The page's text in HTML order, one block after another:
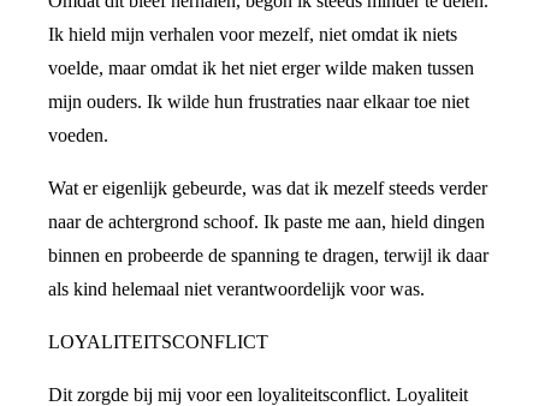
Ik hield mijn verhalen voor mezelf, niet omdat ik niets
voelde, maar omdat ik het niet erger wilde maken tussen
mijn ouders. Ik wilde hun frustraties naar elkaar toe niet
voeden.
Wat er eigenlijk gebeurde, was dat ik mezelf steeds verder
naar de achtergrond schoof. Ik paste me aan, hield dingen
binnen en probeerde de spanning te dragen, terwijl ik daar
als kind helemaal niet verantwoordelijk voor was.
LOYALITEITSCONFLICT
Dit zorgde bij mij voor een loyaliteitsconflict. Loyaliteit